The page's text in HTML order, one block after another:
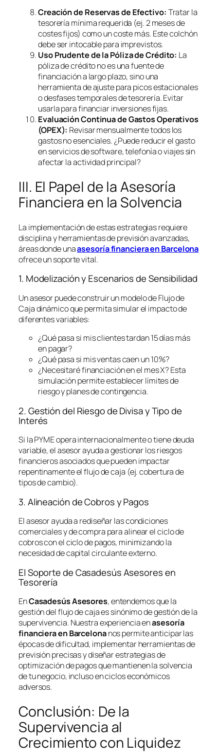
Creación de Reservas de Efectivo: Tratar la
tesorería mínima requerida (ej. 2 meses de
costes fijos) como un coste más. Este colchón
debe ser intocable para imprevistos.
Uso Prudente de la Póliza de Crédito: La
póliza de crédito no es una fuente de
financiación a largo plazo, sino una
herramienta de ajuste para picos estacionales
o desfases temporales de tesorería. Evitar
usarla para financiar inversiones fijas.
Evaluación Continua de Gastos Operativos
(OPEX): Revisar mensualmente todos los
gastos no esenciales. ¿Puede reducir el gasto
en servicios desoftware, telefonía o viajes sin
afectar la actividad principal?
III. El Papel de la Asesoría
Financiera en la Solvencia
La implementación de estas estrategias requiere
disciplina y herramientas de previsión avanzadas,
áreas donde unaasesoría financiera en Barcelona
ofrece un soporte vital.
1. Modelización y Escenarios de Sensibilidad
Un asesor puede construir un modelo de Flujo de
Caja dinámico que permita simular el impacto de
diferentes variables:
¿Qué pasa si mis clientes tardan 15 días más
en pagar?
¿Qué pasa si mis ventas caen un 10%?
¿Necesitaré financiación en el mes X? Esta
simulación permite establecer límites de
riesgo y planes de contingencia.
2. Gestión del Riesgo de Divisa y Tipo de
Interés
Si la PYME opera internacionalmente o tiene deuda
variable, el asesor ayuda a gestionar los riesgos
financieros asociados que pueden impactar
repentinamente el flujo de caja (ej. cobertura de
tipos de cambio).
3. Alineación de Cobros y Pagos
El asesor ayuda a rediseñar las condiciones
comerciales y de compra para alinear el ciclo de
cobros con el ciclo de pagos, minimizando la
necesidad de capital circulante externo.
El Soporte de Casadesús Asesores en
Tesorería
EnCasadesús Asesores, entendemos que la
gestión del flujo de caja es sinónimo de gestión de la
supervivencia. Nuestra experiencia enasesoría
financiera en Barcelonanos permite anticipar las
épocas de dificultad, implementar herramientas de
previsión precisas y diseñar estrategias de
optimización de pagos que mantienen la solvencia
de tu negocio, incluso en ciclos económicos
adversos.
Conclusión: De la
Supervivencia al
Crecimiento con Liquidez